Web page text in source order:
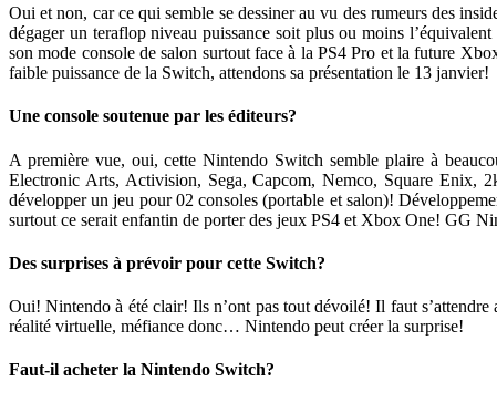
Oui et non, car ce qui semble se dessiner au vu des rumeurs des
dégager un teraflop niveau puissance soit plus ou moins
son mode console de salon surtout face à la PS4 Pro et la future
faible puissance de la Switch, attendons sa présentation le 13 janvier!
Une console soutenue par les éditeurs?
A première vue, oui, cette Nintendo Switch semble plaire à
Electronic Arts, Activision, Sega, Capcom, Nemco, Square Enix,
développer un jeu pour 02 consoles (portable et salon)!
surtout ce serait enfantin de porter des jeux PS4 et Xbox One! GG
Des surprises à prévoir pour cette Switch?
Oui! Nintendo à été clair! Ils n’ont pas tout dévoilé! Il faut
réalité virtuelle, méfiance donc… Nintendo peut créer la surprise!
Faut-il acheter la Nintendo Switch?